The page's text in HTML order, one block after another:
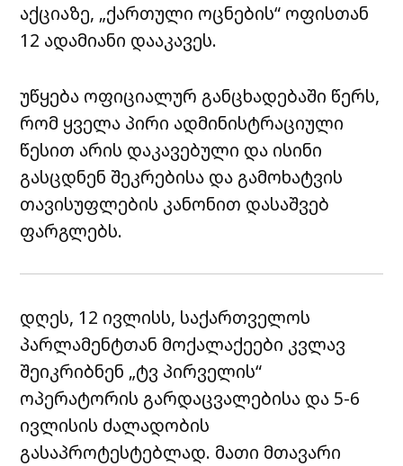
აქციაზე, „ქართული ოცნების“ ოფისთან
12 ადამიანი დააკავეს.
უწყება ოფიციალურ განცხადებაში წერს,
რომ ყველა პირი ადმინისტრაციული
წესით არის დაკავებული და ისინი
გასცდნენ შეკრებისა და გამოხატვის
თავისუფლების კანონით დასაშვებ
ფარგლებს.
დღეს, 12 ივლისს, საქართველოს
პარლამენტთან მოქალაქეები კვლავ
შეიკრიბნენ „ტვ პირველის“
ოპერატორის გარდაცვალებისა და 5-6
ივლისის ძალადობის
გასაპროტესტებლად. მათი მთავარი